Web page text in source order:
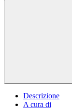
Descrizione
A cura di